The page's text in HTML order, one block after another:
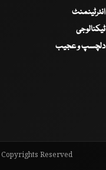
انٹرٹینمنٹ
ٹیکنالوجی
دلچسپ و عجیب
Reserved